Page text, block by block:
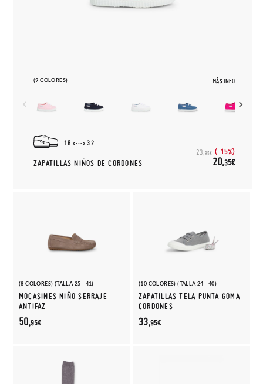
(9 COLORES) MÁS INFO
18 32
ZAPATILLAS NIÑOS DE CORDONES
23,95€ (-15%)
20,35€
(8 COLORES) (TALLA 25 - 41)
MOCASINES NIÑO SERRAJE
ANTIFAZ
50,95€
(10 COLORES) (TALLA 24 - 40)
ZAPATILLAS TELA PUNTA GOMA
CORDONES
33,95€